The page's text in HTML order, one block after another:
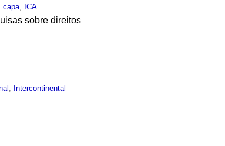
,capa ICA
sobre direitos
Intercontinental